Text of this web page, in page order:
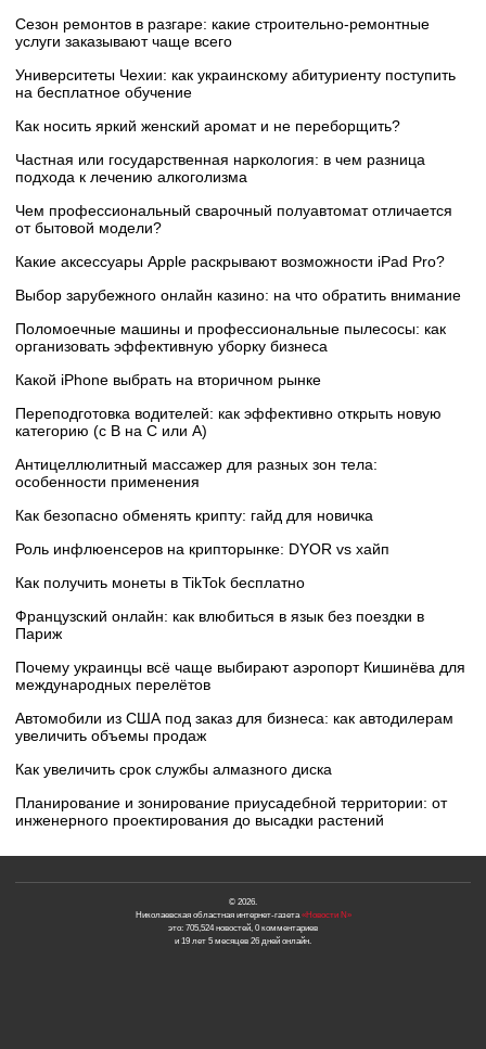
Сезон ремонтов в разгаре: какие строительно-ремонтные
услуги заказывают чаще всего
Университеты Чехии: как украинскому абитуриенту поступить
на бесплатное обучение
Как носить яркий женский аромат и не переборщить?
Частная или государственная наркология: в чем разница
подхода к лечению алкоголизма
Чем профессиональный сварочный полуавтомат отличается
от бытовой модели?
Какие аксессуары Apple раскрывают возможности iPad Pro?
Выбор зарубежного онлайн казино: на что обратить внимание
Поломоечные машины и профессиональные пылесосы: как
организовать эффективную уборку бизнеса
Какой iPhone выбрать на вторичном рынке
Переподготовка водителей: как эффективно открыть новую
категорию (с B на C или А)
Антицеллюлитный массажер для разных зон тела:
особенности применения
Как безопасно обменять крипту: гайд для новичка
Роль инфлюенсеров на крипторынке: DYOR vs хайп
Как получить монеты в TikTok бесплатно
Французский онлайн: как влюбиться в язык без поездки в
Париж
Почему украинцы всё чаще выбирают аэропорт Кишинёва для
международных перелётов
Автомобили из США под заказ для бизнеса: как автодилерам
увеличить объемы продаж
Как увеличить срок службы алмазного диска
Планирование и зонирование приусадебной территории: от
инженерного проектирования до высадки растений
© 2026.
Николаевская областная интернет-газета «Новости N»
это: 705,524 новостей, 0 комментариев
и 19 лет 5 месяцев 26 дней онлайн.